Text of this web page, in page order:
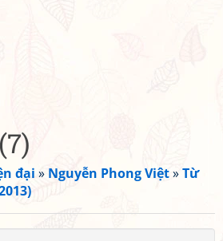
đại » Nguyễn Phong Việt»Từ